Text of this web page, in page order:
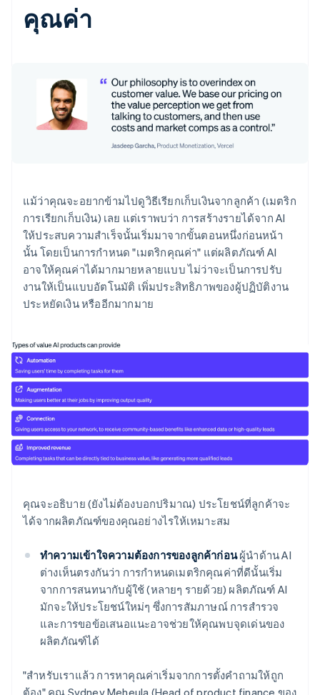
คุณค่า
แม้ว่าคุณจะอยากข้ามไปดูวิธีเรียกเก็บเงินจากลูกค้า (เมตริก
การเรียกเก็บเงิน) เลย แต่เราพบว่า การสร้างรายได้จาก AI
ให้ประสบความสำเร็จนั้นเริ่มมาจากขั้นตอนหนึ่งก่อนหน้า
นั้น โดยเป็นการกำหนด "เมตริกคุณค่า" แต่ผลิตภัณฑ์ AI
อาจให้คุณค่าได้มากมายหลายแบบ ไม่ว่าจะเป็นการปรับ
งานให้เป็นแบบอัตโนมัติ เพิ่มประสิทธิภาพของผู้ปฏิบัติงาน
ประหยัดเงิน หรืออีกมากมาย
คุณจะอธิบาย (ยังไม่ต้องบอกปริมาณ) ประโยชน์ที่ลูกค้าจะ
ได้จากผลิตภัณฑ์ของคุณอย่างไรให้เหมาะสม
ทำความเข้าใจความต้องการของลูกค้าก่อนผู้นำด้าน AI
ต่างเห็นตรงกันว่า การกำหนดเมตริกคุณค่าที่ดีนั้นเริ่ม
จากการสนทนากับผู้ใช้ (หลายๆ รายด้วย) ผลิตภัณฑ์ AI
มักจะให้ประโยชน์ใหม่ๆ ซึ่งการสัมภาษณ์ การสำรวจ
และการขอข้อเสนอแนะอาจช่วยให้คุณพบจุดเด่นของ
ผลิตภัณฑ์ได้
"สำหรับเราแล้ว การหาคุณค่าเริ่มจากการตั้งคำถามให้ถูก